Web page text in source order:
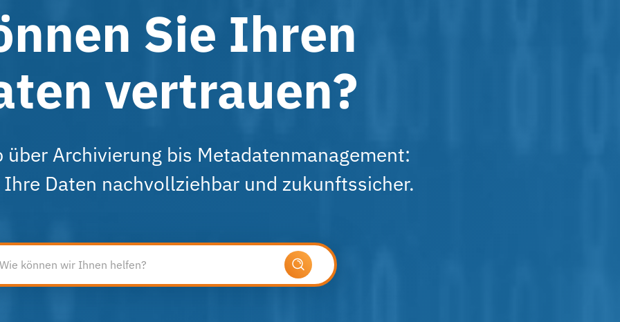
Sie Ihren
vertrauen?
über Archivierung bis Metadatenmanagement:
Daten nachvollziehbar und zukunftssicher.